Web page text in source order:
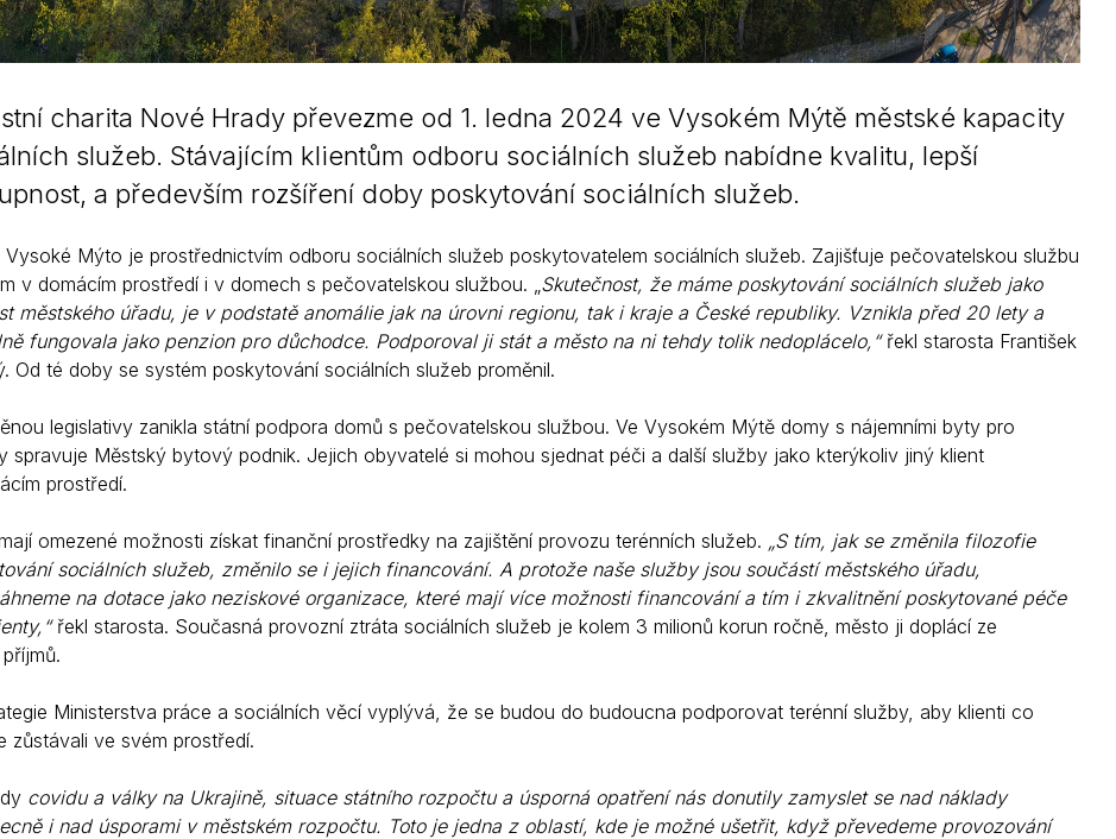
charita Nové Hrady převezme od 1. ledna 2024 ve Vysokém Mýtě městské kapacity
služeb. Stávajícím klientům odboru sociálních služeb nabídne kvalitu, lepší
a především rozšíření doby poskytování sociálních služeb.
Vysoké Mýto je prostřednictvím odboru sociálních služeb poskytovatelem sociálních služeb. Zajišťuje pečovatelskou službu
v domácím prostředí i v domech s pečovatelskou službou. „ Skutečnost, že máme poskytování sociálních služeb jako
městského úřadu, je v podstatě anomálie jak na úrovni regionu, tak i kraje a České republiky. Vznikla před 20 lety a
fungovala jako penzion pro důchodce. Podporoval ji stát a město na ni tehdy tolik nedoplácelo,“ řekl starosta František
Od té doby se systém poskytování sociálních služeb proměnil.
legislativy zanikla státní podpora domů s pečovatelskou službou. Ve Vysokém Mýtě domy s nájemními byty pro
spravuje Městský bytový podnik. Jejich obyvatelé si mohou sjednat péči a další služby jako kterýkoliv jiný klient
prostředí.
omezené možnosti získat finanční prostředky na zajištění provozu terénních služeb. „S tím, jak se změnila filozofie
sociálních služeb, změnilo se i jejich financování. A protože naše služby jsou součástí městského úřadu,
na dotace jako neziskové organizace, které mají více možnosti financování a tím i zkvalitnění poskytované péče
řekl starosta. Současná provozní ztráta sociálních služeb je kolem 3 milionů korun ročně, město ji doplácí ze
Ministerstva práce a sociálních věcí vyplývá, že se budou do budoucna podporovat terénní služby, aby klienti co
zůstávali ve svém prostředí.
covidu a války na Ukrajině, situace státního rozpočtu a úsporná opatření nás donutily zamyslet se nad náklady
i nad úsporami v městském rozpočtu. Toto je jedna z oblastí, kde je možné ušetřit, když převedeme provozování